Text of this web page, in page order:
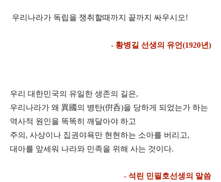
우리나라가 독립을 쟁취할때까지 끝까지 싸우시오!
- 황병길 선생의 유언(1920년)
우리 대한민국의 유일한 생존의 길은,
우리나라가 왜 異國의 병탄(倂呑)을 당하게 되었는가 하는
역사적 원인을 똑똑히 깨달아야 하고
주의, 사상이나 집권야욕만 현현하는 소아를 버리고,
대아를 앞세워 나라와 민족을 위해 사는 것이다.
- 석린 민필호선생의 말씀